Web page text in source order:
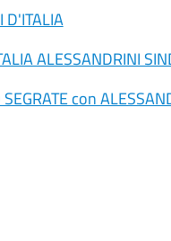
D'ITALIA
ALESSANDRINI
con